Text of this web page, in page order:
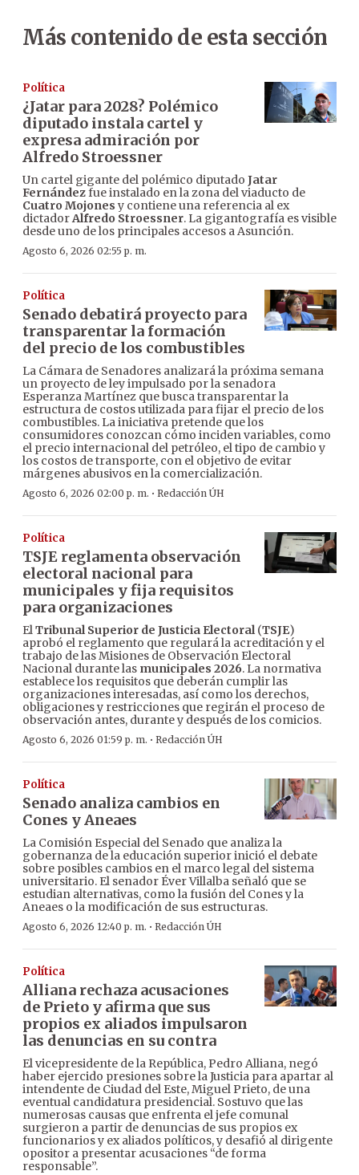
Más contenido de esta sección
Política
¿Jatar para 2028? Polémico
diputado instala cartel y
expresa admiración por
Alfredo Stroessner
Un cartel gigante del polémico diputado Jatar
Fernándezfue instalado en la zona del viaducto de
Cuatro Mojones y contiene una referencia al ex
dictadorAlfredo Stroessner. La gigantografía es visible
desde uno de los principales accesos a Asunción.
Agosto 6, 2026 02:55 p. m.
Política
Senado debatirá proyecto para
transparentar la formación
del precio de los combustibles
La Cámara de Senadores analizará la próxima semana
un proyecto de ley impulsado por la senadora
Esperanza Martínez que busca transparentar la
estructura de costos utilizada para fijar el precio de los
combustibles. La iniciativa pretende que los
consumidores conozcan cómo inciden variables, como
el precio internacional del petróleo, el tipo de cambio y
los costos de transporte, con el objetivo de evitar
márgenes abusivos en la comercialización.
Agosto 6, 2026 02:00 p. m. · Redacción ÚH
Política
TSJE reglamenta observación
electoral nacional para
municipales y fija requisitos
para organizaciones
ElTribunal Superior de Justicia Electoral(TSJE)
aprobó el reglamento que regulará la acreditación y el
trabajo de las Misiones de Observación Electoral
Nacional durante las municipales 2026. La normativa
establece los requisitos que deberán cumplir las
organizaciones interesadas, así como los derechos,
obligaciones y restricciones que regirán el proceso de
observación antes, durante y después de los comicios.
Agosto 6, 2026 01:59 p. m. · Redacción ÚH
Política
Senado analiza cambios en
Cones y Aneaes
La Comisión Especial del Senado que analiza la
gobernanza de la educación superior inició el debate
sobre posibles cambios en el marco legal del sistema
universitario. El senador Éver Villalba señaló que se
estudian alternativas, como la fusión del Cones y la
Aneaes o la modificación de sus estructuras.
Agosto 6, 2026 12:40 p. m. · Redacción ÚH
Política
Alliana rechaza acusaciones
de Prieto y afirma que sus
propios ex aliados impulsaron
las denuncias en su contra
El vicepresidente de la República, Pedro Alliana, negó
haber ejercido presiones sobre la Justicia para apartar al
intendente de Ciudad del Este, Miguel Prieto, de una
eventual candidatura presidencial. Sostuvo que las
numerosas causas que enfrenta el jefe comunal
surgieron a partir de denuncias de sus propios ex
funcionarios y ex aliados políticos, y desafió al dirigente
opositor a presentar acusaciones “de forma
responsable”.